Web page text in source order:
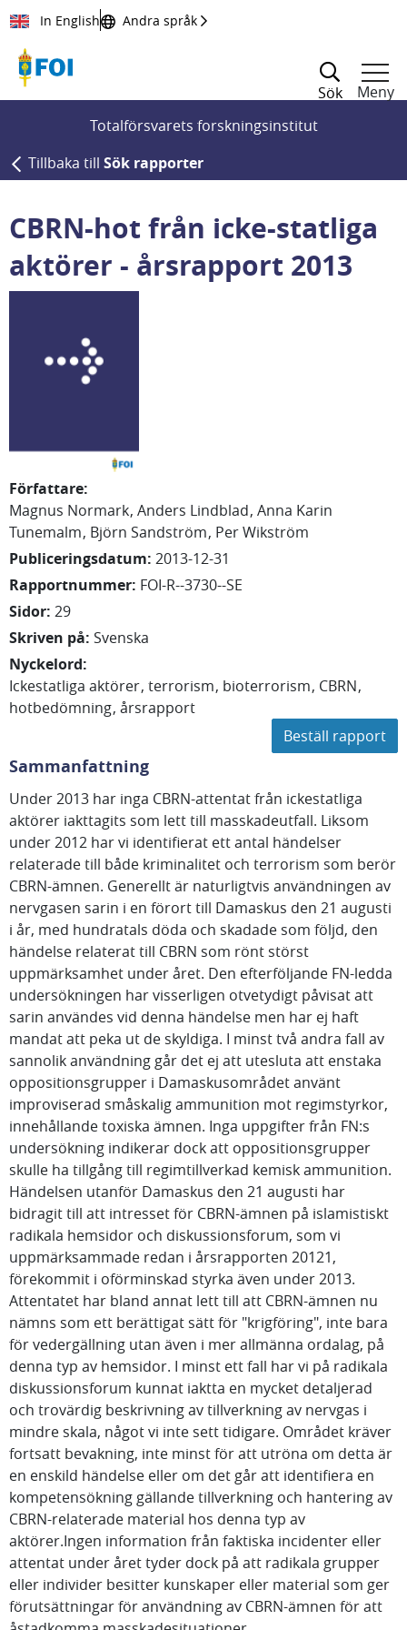
Till innehållet
In English Andra språk
Sök
Meny
Totalförsvarets forskningsinstitut
Tillbaka till Sök rapporter
CBRN-hot från icke-statliga
aktörer - årsrapport 2013
Författare:
Magnus Normark Anders Lindblad Anna Karin
Tunemalm Björn Sandström PerWikström
Publiceringsdatum: 2013-12-31
Rapportnummer: FOI-R--3730--SE
Sidor: 29
Skriven på: Svenska
Nyckelord:
Ickestatliga aktörer terrorism bioterrorism CBRN
hotbedömning årsrapport
Beställ rapport
Sammanfattning
Under 2013 har inga CBRN-attentat från ickestatliga
aktörer iakttagits som lett till masskadeutfall. Liksom
under 2012 har vi identifierat ett antal händelser
relaterade till både kriminalitet och terrorism som berör
CBRN-ämnen. Generellt är naturligtvis användningen av
nervgasen sarin i en förort till Damaskus den 21 augusti
i år, med hundratals döda och skadade som följd, den
händelse relaterat till CBRN som rönt störst
uppmärksamhet under året. Den efterföljande FN-ledda
undersökningen har visserligen otvetydigt påvisat att
sarin användes vid denna händelse men har ej haft
mandat att peka ut de skyldiga. I minst två andra fall av
sannolik användning går det ej att utesluta att enstaka
oppositionsgrupper i Damaskusområdet använt
improviserad småskalig ammunition mot regimstyrkor,
innehållande toxiska ämnen. Inga uppgifter från FN:s
undersökning indikerar dock att oppositionsgrupper
skulle ha tillgång till regimtillverkad kemisk ammunition.
Händelsen utanför Damaskus den 21 augusti har
bidragit till att intresset för CBRN-ämnen på islamistiskt
radikala hemsidor och diskussionsforum, som vi
uppmärksammade redan i årsrapporten 20121,
förekommit i oförminskad styrka även under 2013.
Attentatet har bland annat lett till att CBRN-ämnen nu
nämns som ett berättigat sätt för "krigföring", inte bara
för vedergällning utan även i mer allmänna ordalag, på
denna typ av hemsidor. I minst ett fall har vi på radikala
diskussionsforum kunnat iaktta en mycket detaljerad
och trovärdig beskrivning av tillverkning av nervgas i
mindre skala, något vi inte sett tidigare. Området kräver
fortsatt bevakning, inte minst för att utröna om detta är
en enskild händelse eller om det går att identifiera en
kompetensökning gällande tillverkning och hantering av
CBRN-relaterade material hos denna typ av
aktörer.Ingen information från faktiska incidenter eller
attentat under året tyder dock på att radikala grupper
eller individer besitter kunskaper eller material som ger
förutsättningar för användning av CBRN-ämnen för att